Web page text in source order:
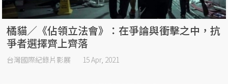
橘貓／《佔領立法會》：在爭論與衝擊之中，抗
爭者選擇齊上齊落
台灣國際紀錄片影展 15 Apr, 2021